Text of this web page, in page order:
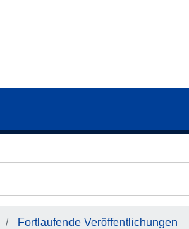
Fortlaufende Veröffentlichungen